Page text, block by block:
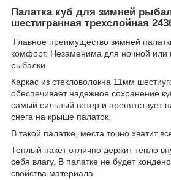
Палатка куб для зимней
шестигранная трехслойная
Главное преимущество зимней
комфорт. Незаменима для ночной или
рыбалки.
Каркас из стекловолокна 11мм
обеспечивает надежное сохранение
самый сильный ветер и препятствует
снега на крыше палаток.
В такой палатке, места точно хватит
Теплый пакет отлично держит тепло
себя влагу. В палатке не будет
свойства материала.